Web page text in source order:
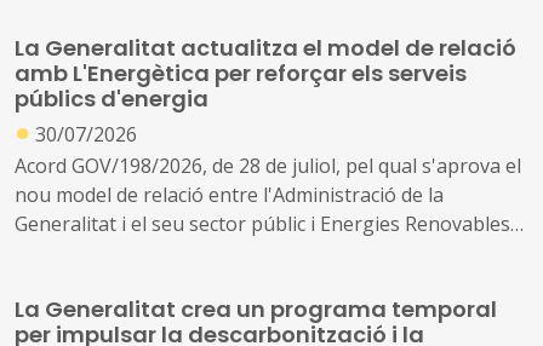
La Generalitat actualitza el model de relació
amb L'Energètica per reforçar els serveis
públics d'energia
● 30/07/2026
Acord GOV/198/2026, de 28 de juliol, pel qual s'aprova el
nou model de relació entre l'Administració de la
Generalitat i el seu sector públic i Energies Renovables
en l'àmbit de l'energia
La Generalitat crea un programa temporal
per impulsar la descarbonització i la